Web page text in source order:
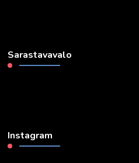
Sarastavavalo
Instagram